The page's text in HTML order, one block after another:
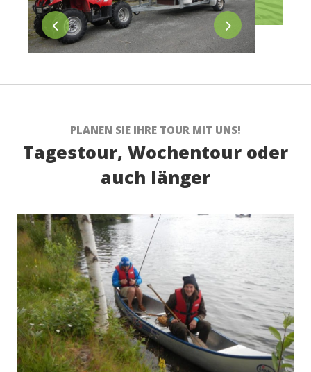
PLANEN SIE IHRE TOUR MIT UNS!
Tagestour, Wochentour oder
auch länger